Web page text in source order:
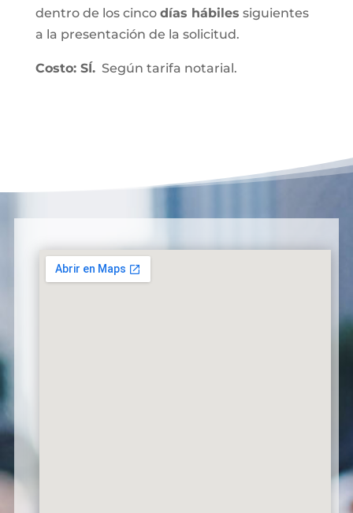
dentro de los cinco días hábiles siguientes
a la presentación de la solicitud.
Costo: SÍ.Según tarifa notarial.